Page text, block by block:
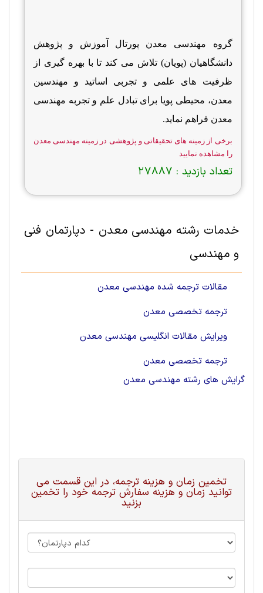
گروه مهندسی معدن پورتال آموزش و پژوهش
دانشگاهیان (پویان) تلاش می کند تا با بهره گیری از
ظرفیت های علمی و تجربی اساتید و مهندسین
معدن، محیطی پویا برای تبادل علم و تجربه مهندسی
معدن فراهم نماید.
برخی از زمینه های تحقیقاتی و پژوهشی در زمینه مهندسی معدن
را مشاهده نمایید
تعداد بازدید : 27887
خدمات رشته مهندسی معدن - دپارتمان فنی
و مهندسی
مقالات ترجمه شده مهندسی معدن
ترجمه تخصصی معدن
ویرایش مقالات انگلیسی مهندسی معدن
ترجمه تخصصی معدن
گرایش های رشته مهندسی معدن
تخمین زمان و هزینه ترجمه، در این قسمت می
توانید زمان و هزینه سفارش ترجمه خود را تخمین
بزنید